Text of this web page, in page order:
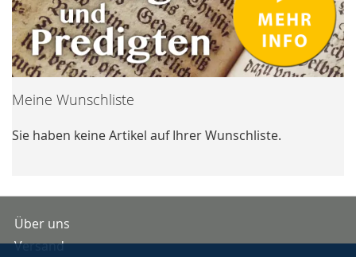
Meine Wunschliste
Sie haben keine Artikel auf Ihrer Wunschliste.
Über uns
Versand